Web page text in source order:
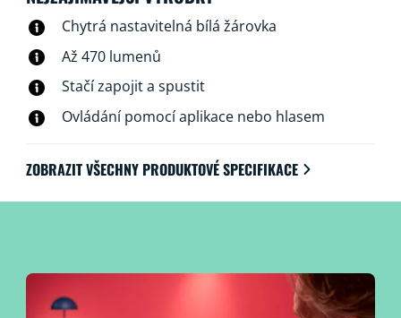
Chytrá nastavitelná bílá žárovka
Až 470 lumenů
Stačí zapojit a spustit
Ovládání pomocí aplikace nebo hlasem
ZOBRAZIT VŠECHNY PRODUKTOVÉ SPECIFIKACE